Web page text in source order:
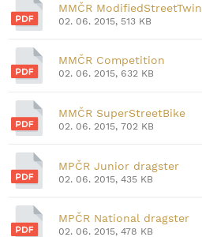
MMČR ModifiedStreetTwin
02. 06. 2015, 513 KB
MMČR Competition
02. 06. 2015, 632 KB
MMČR SuperStreetBike
02. 06. 2015, 702 KB
MPČR Junior dragster
02. 06. 2015, 435 KB
MPČR National dragster
02. 06. 2015, 478 KB